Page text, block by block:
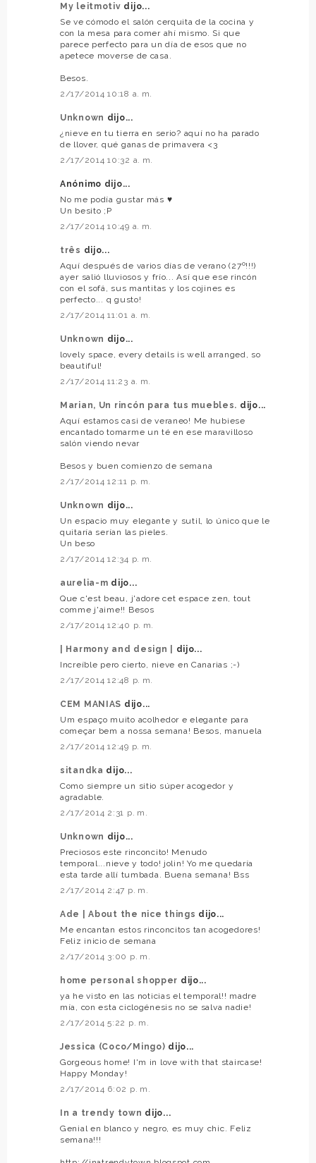
My leitmotiv dijo...
Se ve cómodo el salón cerquita de la cocina y
con la mesa para comer ahí mismo. Si que
parece perfecto para un día de esos que no
apetece moverse de casa.
Besos.
2/17/2014 10:18 a. m.
Unknown dijo...
¿nieve en tu tierra en serio? aquí no ha parado
de llover, qué ganas de primavera <3
2/17/2014 10:32 a. m.
Anónimo dijo...
No me podía gustar más ♥
Un besito ;P
2/17/2014 10:49 a. m.
três dijo...
Aquí después de varios días de verano (27º!!!)
ayer salió lluviosos y frío... Así que ese rincón
con el sofá, sus mantitas y los cojines es
perfecto... q gusto!
2/17/2014 11:01 a. m.
Unknown dijo...
lovely space, every details is well arranged, so
beautiful!
2/17/2014 11:23 a. m.
Marian, Un rincón para tus muebles. dijo...
Aquí estamos casi de veraneo! Me hubiese
encantado tomarme un té en ese maravilloso
salón viendo nevar
Besos y buen comienzo de semana
2/17/2014 12:11 p. m.
Unknown dijo...
Un espacio muy elegante y sutil, lo único que le
quitaría serían las pieles.
Un beso
2/17/2014 12:34 p. m.
aurelia-m dijo...
Que c'est beau, j'adore cet espace zen, tout
comme j'aime!! Besos
2/17/2014 12:40 p. m.
| Harmony and design |
dijo...
Increíble pero cierto, nieve en Canarias ;-)
2/17/2014 12:48 p. m.
CEM MANIAS dijo...
Um espaço muito acolhedor e elegante para
começar bem a nossa semana! Besos, manuela
2/17/2014 12:49 p. m.
sitandka dijo...
Como siempre un sitio súper acogedor y
agradable.
2/17/2014 2:31 p. m.
Unknown dijo...
Preciosos este rinconcito! Menudo
temporal...nieve y todo! jolin! Yo me quedaría
esta tarde allí tumbada. Buena semana! Bss
2/17/2014 2:47 p. m.
Ade | About the nice things dijo...
Me encantan estos rinconcitos tan acogedores!
Feliz inicio de semana
2/17/2014 3:00 p. m.
home personal shopper dijo...
ya he visto en las noticias el temporal!! madre
mía, con esta ciclogénesis no se salva nadie!
2/17/2014 5:22 p. m.
Jessica (Coco/Mingo) dijo...
Gorgeous home! I'm in love with that staircase!
Happy Monday!
2/17/2014 6:02 p. m.
In a trendy town dijo...
Genial en blanco y negro, es muy chic. Feliz
semana!!!